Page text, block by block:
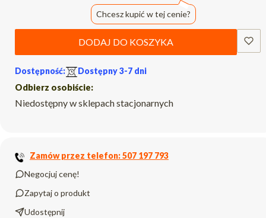
Chcesz kupić w tej cenie?
DODAJ DO KOSZYKA
Dostępność:
Dostępny 3-7 dni
Odbierz osobiście:
Niedostępny w sklepach stacjonarnych
Zamów przez telefon: 507 197 793
Negocjuj cenę!
Zapytaj o produkt
Udostępnij